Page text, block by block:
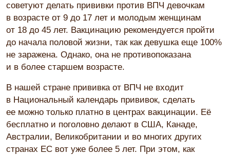
советуют делать прививки против ВПЧ девочкам
в возрасте от 9 до 17 лет и молодым женщинам
от 18 до 45 лет. Вакцинацию рекомендуется пройти
до начала половой жизни, так как девушка еще 100%
не заражена. Однако, она не противопоказана
и в более старшем возрасте.
В нашей стране прививка от ВПЧ не входит
в Национальный календарь прививок, сделать
ее можно только платно в центрах вакцинации. Её
бесплатно и поголовно делают в США, Канаде,
Австралии, Великобритании и во многих других
странах ЕС вот уже более 5 лет. При этом, как